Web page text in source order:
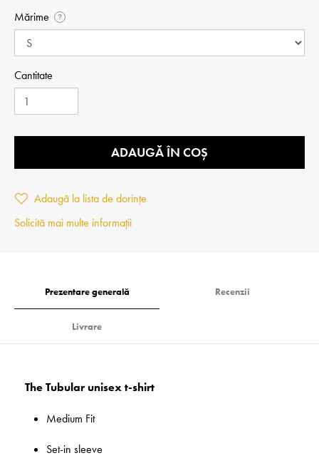
Mărime ?
Cantitate
ADAUGĂ ÎN COȘ
Adaugă la lista de dorințe
Solicită mai multe informații
Prezentare generală Recenzii
Livrare
The Tubular unisex t-shirt
Medium Fit
Set-in sleeve